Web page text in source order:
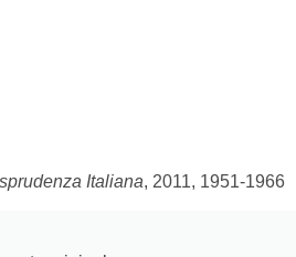
Italiana, 2011, 1951-1966